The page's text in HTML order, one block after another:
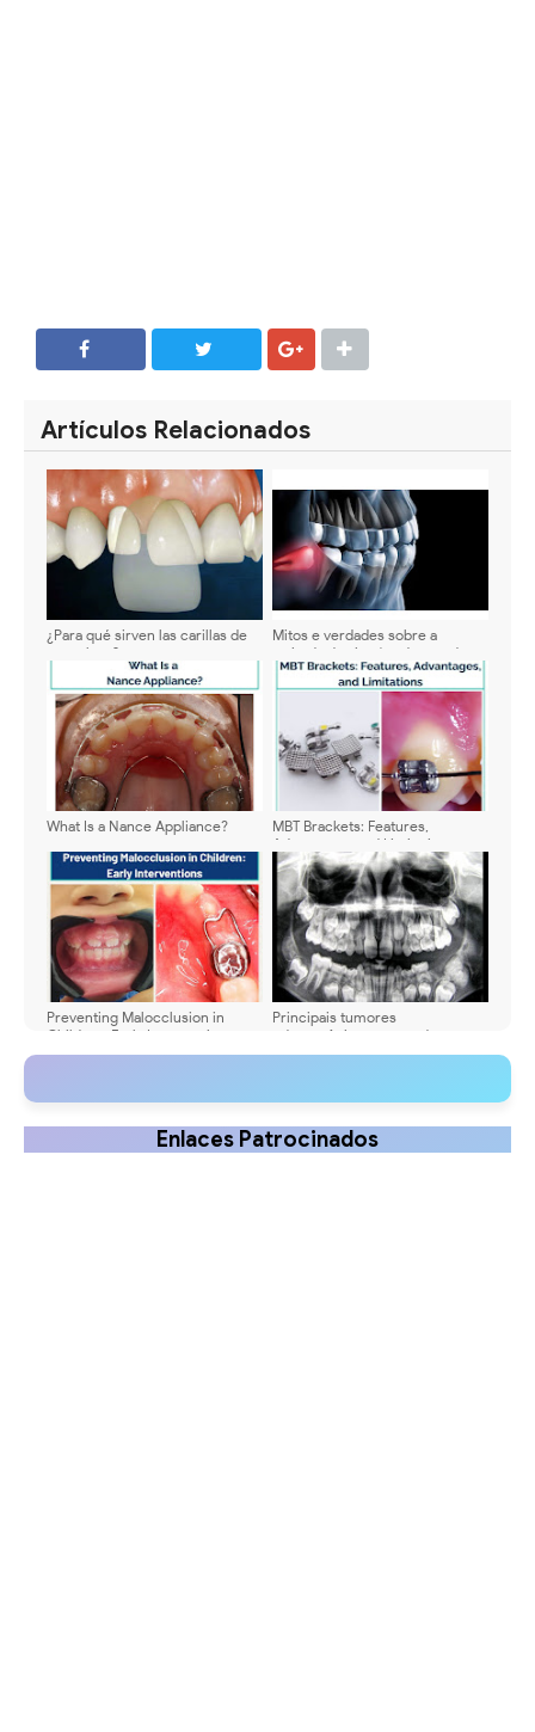
Artículos Relacionados
¿Para qué sirven las carillas de
porcelana?
Mitos e verdades sobre a
retirada do siso (os dentes do
juízo)
What Is a Nance Appliance?
MBT Brackets: Features,
Advantages, and Limitations
Preventing Malocclusion in
Children: Early Interventions
Principais tumores
odontogênicos que podem
acometer a cavidade bucal de
Enlaces Patrocinados